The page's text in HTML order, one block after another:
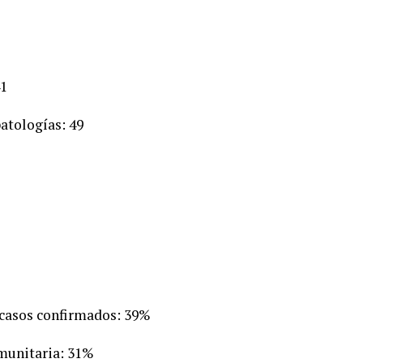
49
confirmados: 39%
31%